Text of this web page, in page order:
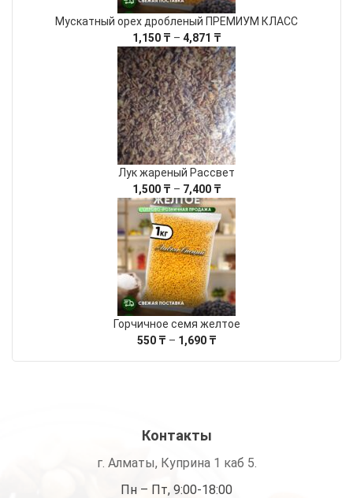
Мускатный орех дробленый ПРЕМИУМ КЛАСС
1,150 ₸ – 4,871 ₸Диапазон
цен:
1,150 ₸
–
4,871 ₸
Лук жареный Рассвет
1,500 ₸ – 7,400 ₸Диапазон
цен:
1,500 ₸
–
7,400 ₸
Горчичное семя желтое
550 ₸ – 1,690 ₸Диапазон
Контакты
г. Алматы, Куприна 1 каб 5.
Пн – Пт, 9:00-18:00